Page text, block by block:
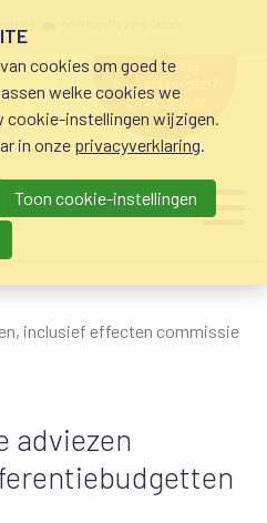
hulp nodig
bij geldzorgen?
0800-8115.nl
inclusief effecten commissie
adviezen
cookies om goed te
welke cookies we
cookie-instellingen wijzigen.
in onze privacyverklaring.
Toon cookie-instellingen